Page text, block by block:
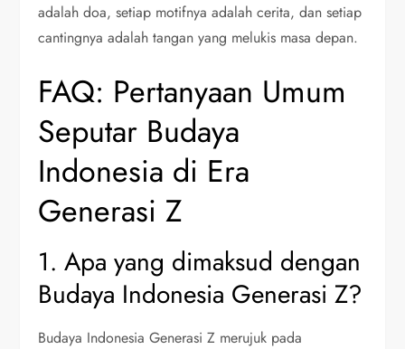
adalah doa, setiap motifnya adalah cerita, dan setiap
cantingnya adalah tangan yang melukis masa depan.
FAQ: Pertanyaan Umum
Seputar Budaya
Indonesia di Era
Generasi Z
1. Apa yang dimaksud dengan
Budaya Indonesia Generasi Z?
Budaya Indonesia Generasi Z merujuk pada